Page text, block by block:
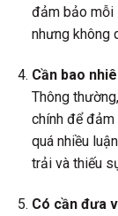
đảm bảo mỗi
nhưng không
Cần bao
Thông
chính để
quá nhiều
trải và thiếu
Có cần đưa